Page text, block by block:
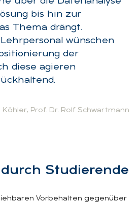
bis hin zur
Thema drängt.
wünschen
der
diese agieren
Köhler, Prof. Dr. Rolf Schwartmann
durch Stu­die­ren­de
Vorbehalten gegenüber